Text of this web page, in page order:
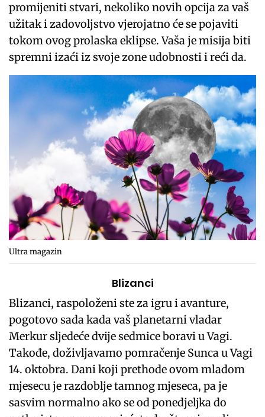
promijeniti stvari, nekoliko novih opcija za vaš
užitak i zadovoljstvo vjerojatno će se pojaviti
tokom ovog prolaska eklipse. Vaša je misija biti
spremni izaći iz svoje zone udobnosti i reći da.
Ultra magazin
Blizanci
Blizanci, raspoloženi ste za igru ​​i avanture,
pogotovo sada kada vaš planetarni vladar
Merkur sljedeće dvije sedmice boravi u Vagi.
Takođe, doživljavamo pomračenje Sunca u Vagi
14. oktobra. Dani koji prethode ovom mladom
mjesecu je razdoblje tamnog mjeseca, pa je
sasvim normalno ako se od ponedjeljka do